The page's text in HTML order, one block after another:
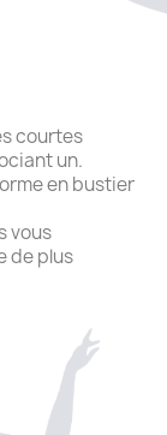
courtes
un.
en bustier
vous
de plus